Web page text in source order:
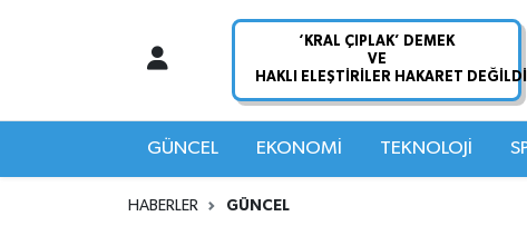
GÜNCEL EKONOMİ TEKNOLOJİ
HABERLER GÜNCEL
Hava Durumu
Namaz Vakitleri